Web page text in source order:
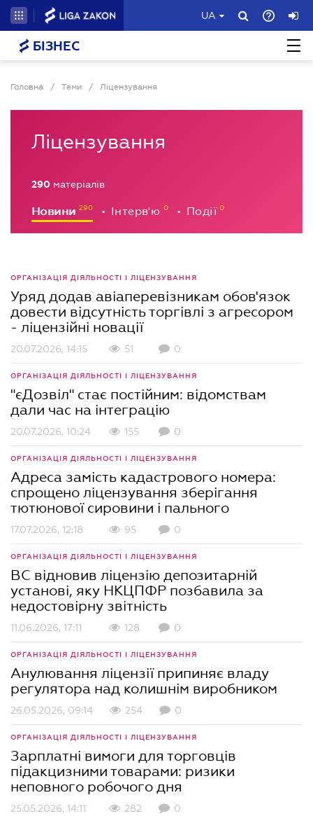
UA
БІЗНЕС
Головна / Теми / Ліцензування
Ліцензування
290 матеріалів
Новини • Інтерв'ю • Події
ОРГАНІЗАЦІЯ ДІЯЛЬНОСТІ І ЛІЦЕНЗУВАННЯ
Уряд додав авіаперевізникам обов'язок
довести відсутність торгівлі з агресором
- ліцензійні новації
20.07.2026, 14:15 51 0
ОРГАНІЗАЦІЯ ДІЯЛЬНОСТІ І ЛІЦЕНЗУВАННЯ
"єДозвіл" стає постійним: відомствам
дали час на інтеграцію
20.07.2026, 10:24 155 0
ОРГАНІЗАЦІЯ ДІЯЛЬНОСТІ І ЛІЦЕНЗУВАННЯ
Адреса замість кадастрового номера:
спрощено ліцензування зберігання
тютюнової сировини і пального
17.07.2026, 12:18 95 0
ОРГАНІЗАЦІЯ ДІЯЛЬНОСТІ І ЛІЦЕНЗУВАННЯ
ВС відновив ліцензію депозитарній
установі, яку НКЦПФР позбавила за
недостовірну звітність
11.06.2026, 17:11 128 0
ОРГАНІЗАЦІЯ ДІЯЛЬНОСТІ І ЛІЦЕНЗУВАННЯ
Анулювання ліцензії припиняє владу
регулятора над колишнім виробником
26.05.2026, 09:14 254 0
ОРГАНІЗАЦІЯ ДІЯЛЬНОСТІ І ЛІЦЕНЗУВАННЯ
Зарплатні вимоги для торговців
підакцизними товарами: ризики
неповного робочого дня
25.05.2026, 14:11 282 0